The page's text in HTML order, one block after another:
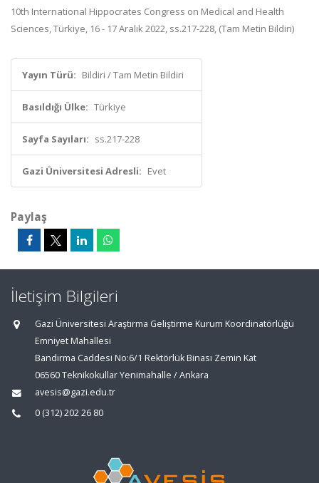
10th International Hippocrates Congress on Medical and Health
Sciences, Türkiye, 16 - 17 Aralık 2022, ss.217-228, (Tam Metin Bildiri)
Yayın Türü: Bildiri / Tam Metin Bildiri
Basıldığı Ülke: Türkiye
Sayfa Sayıları: ss.217-228
Gazi Üniversitesi Adresli: Evet
Paylaş
İletişim Bilgileri
Gazi Üniversitesi Araştırma Geliştirme Kurum Koordinatörlüğü
Emniyet Mahallesi
Bandırma Caddesi No:6/1 Rektörlük Binası Zemin Kat
06560 Teknikokullar Yenimahalle / Ankara
avesis@gazi.edu.tr
0 (312) 202 26 80